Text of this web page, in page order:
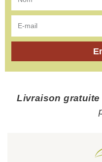
Livraison gratuite